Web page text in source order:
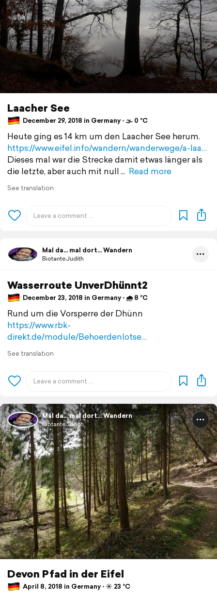
Laacher See
December 29, 2018 in Germany ⋅ 🌫 0 °C
Heute ging es 14 km um den Laacher See herum.
https://www.eifel.info/wandern/wanderwege/a-laa…
Dieses mal war die Strecke damit etwas länger als
die letzte, aber auch mit null
Read more
See translation
Mal da... mal dort... Wandern
BiotanteJudith
Wasserroute UnverDhünnt2
December 23, 2018 in Germany ⋅ 🌧 8 °C
Rund um die Vorsperre der Dhünn
https://www.rbk-
direkt.de/module/Behoerdenlotse…
See translation
Mal da... mal dort... Wandern
BiotanteJudith
Devon Pfad in der Eifel
April 8, 2018 in Germany ⋅ ☀️ 23 °C